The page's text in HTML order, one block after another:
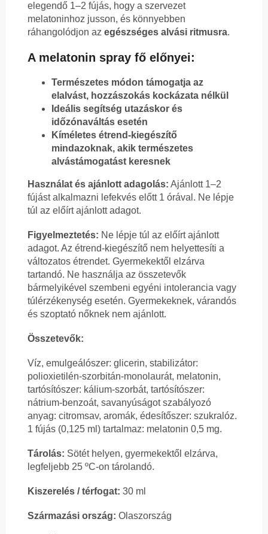
elegendő 1–2 fújás, hogy a szervezet
melatoninhoz jusson, és könnyebben
ráhangolódjon az egészséges alvási ritmusra.
A melatonin spray fő előnyei:
Természetes módon támogatja az
elalvást, hozzászokás kockázata nélkül
Ideális segítség utazáskor és
időzónaváltás esetén
Kíméletes étrend-kiegészítő
mindazoknak, akik természetes
alvástámogatást keresnek
Használat és ajánlott adagolás: Ajánlott 1–2
fújást alkalmazni lefekvés előtt 1 órával. Ne lépje
túl az előírt ajánlott adagot.
Figyelmeztetés: Ne lépje túl az előírt ajánlott
adagot. Az étrend-kiegészítő nem helyettesíti a
változatos étrendet. Gyermekektől elzárva
tartandó. Ne használja az összetevők
bármelyikével szembeni egyéni intolerancia vagy
túlérzékenység esetén. Gyermekeknek, várandós
és szoptató nőknek nem ajánlott.
Összetevők:
Víz, emulgeálószer: glicerin, stabilizátor:
polioxietilén-szorbitán-monolaurát, melatonin,
tartósítószer: kálium-szorbát, tartósítószer:
nátrium-benzoát, savanyúságot szabályozó
anyag: citromsav, aromák, édesítőszer: szukralóz.
1 fújás (0,125 ml) tartalmaz: melatonin 0,5 mg.
Tárolás: Sötét helyen, gyermekektől elzárva,
legfeljebb 25 ºC-on tárolandó.
Kiszerelés / térfogat: 30 ml
Származási ország: Olaszország